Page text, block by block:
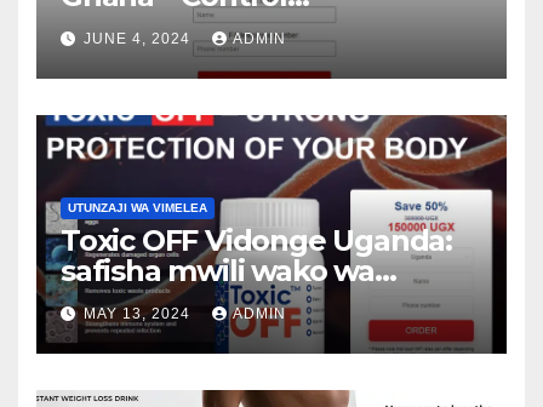
Hypertension Level!
JUNE 4, 2024 ADMIN
UTUNZAJI WA VIMELEA
Toxic OFF Vidonge Uganda:
safisha mwili wako wa
vimelea na warts!
MAY 13, 2024 ADMIN